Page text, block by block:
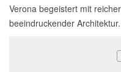
Verona begeistert mit
beeindruckender Architektur.